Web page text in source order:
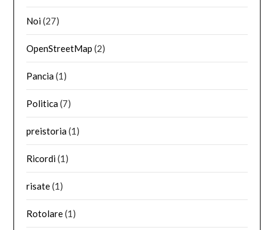
Noi(27)
OpenStreetMap (2)
Pancia(1)
Politica(7)
preistoria(1)
Ricordi(1)
risate(1)
Rotolare(1)